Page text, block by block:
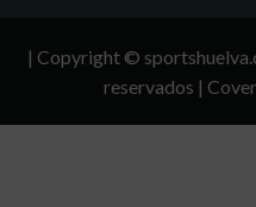
| Copyright ©
reservados |